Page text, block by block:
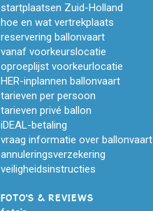
startplaatsen Zuid-Holland
hoe en wat vertrekplaats
reservering ballonvaart
vanaf voorkeurslocatie
oproeplijst voorkeurlocatie
HER-inplannen ballonvaart
tarieven per persoon
tarieven privé ballon
iDEAL-betaling
vraag informatie over ballonvaart
annuleringsverzekering
veiligheidsinstructies
FOTO'S & REVIEWS